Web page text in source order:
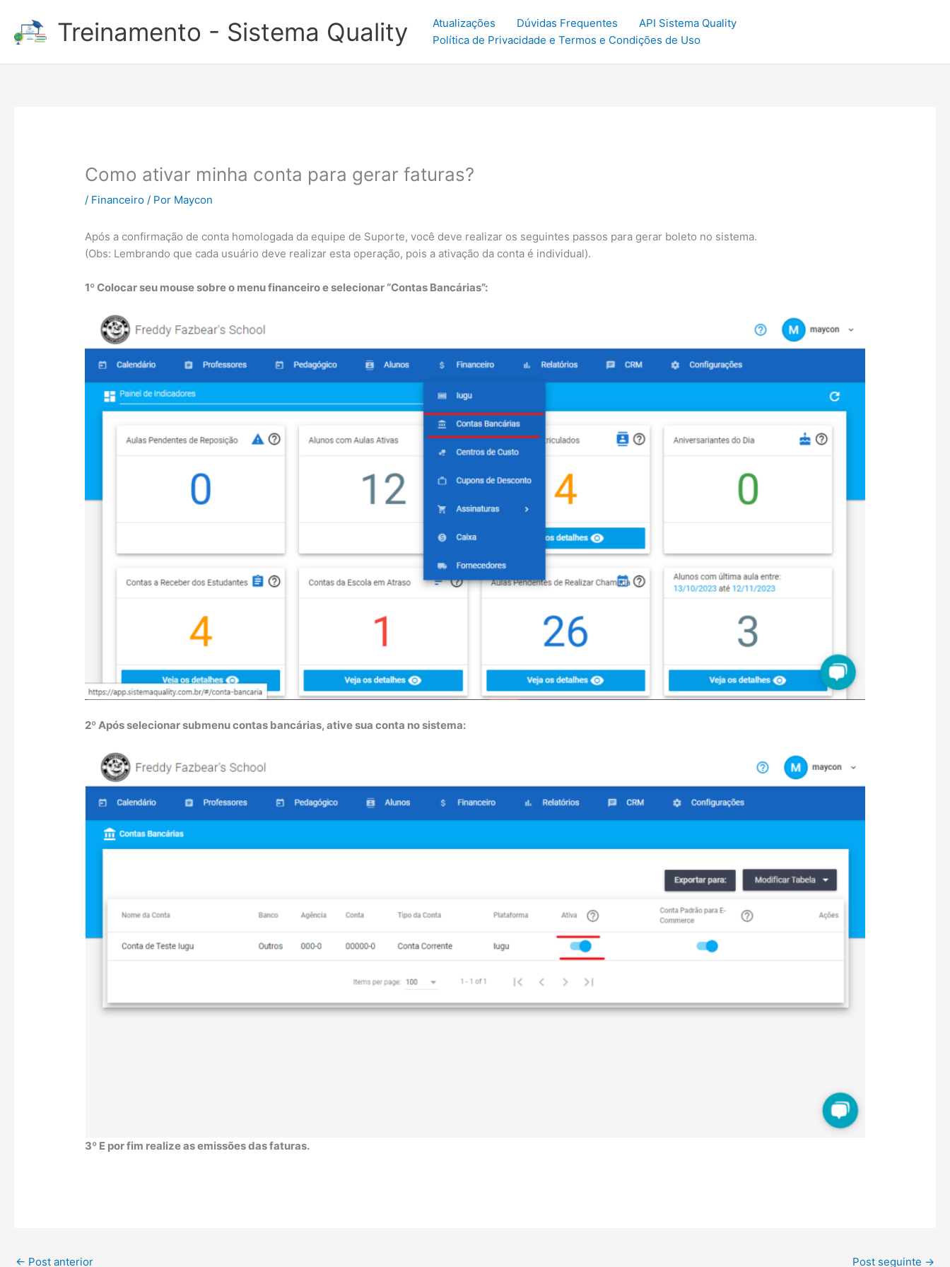
Treinamento - Sistema Quality Atualizações Dúvidas Frequentes
API Sistema Quality
Política de Privacidade e Termos e Condições de Uso
Como ativar minha conta para gerar faturas?
/ Financeiro / Por Maycon
Após a confirmação de conta homologada da equipe de Suporte, você deve realizar os seguintes passos para gerar boleto no sistema.
(Obs: Lembrando que cada usuário deve realizar esta operação, pois a ativação da conta é individual).
1º Colocar seu mouse sobre o menu financeiro e selecionar “Contas Bancárias”:
2º Após selecionar submenu contas bancárias, ative sua conta no sistema:
3º E por fim realize as emissões das faturas.
← Post anterior Post seguinte →